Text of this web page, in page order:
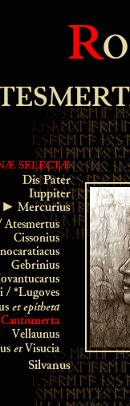
R
SELECTÆ
Dis Pater
Iuppiter
► Mercurius
Atesmertus
Cissonius
Gebrinius
/ *Lugoves
et epítheta
Vellaunus
etVisucia
Silvanus